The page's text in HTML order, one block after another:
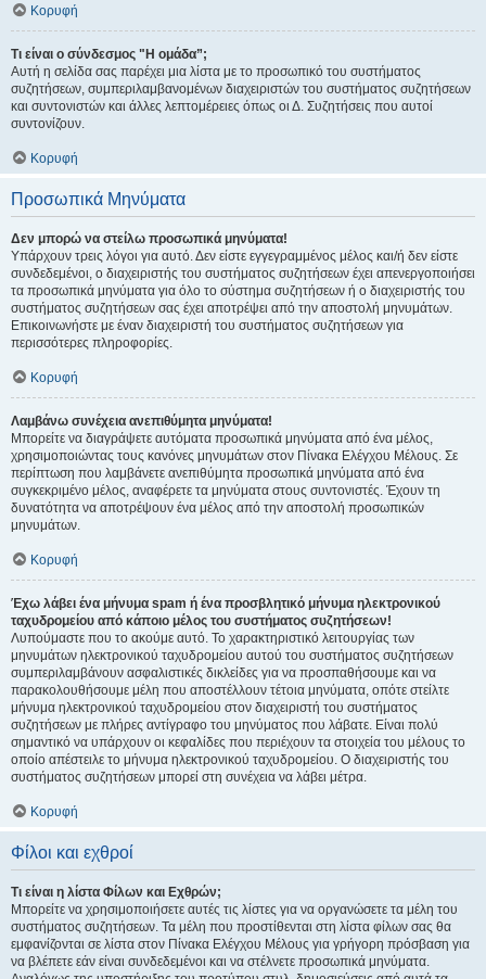
Κορυφή
Τι είναι ο σύνδεσμος "Η ομάδα”;
Αυτή η σελίδα σας παρέχει μια λίστα με το προσωπικό του συστήματος
συζητήσεων, συμπεριλαμβανομένων διαχειριστών του συστήματος συζητήσεων
και συντονιστών και άλλες λεπτομέρειες όπως οι Δ. Συζητήσεις που αυτοί
συντονίζουν.
Κορυφή
Προσωπικά Μηνύματα
Δεν μπορώ να στείλω προσωπικά μηνύματα!
Υπάρχουν τρεις λόγοι για αυτό. Δεν είστε εγγεγραμμένος μέλος και/ή δεν είστε
συνδεδεμένοι, ο διαχειριστής του συστήματος συζητήσεων έχει απενεργοποιήσει
τα προσωπικά μηνύματα για όλο το σύστημα συζητήσεων ή ο διαχειριστής του
συστήματος συζητήσεων σας έχει αποτρέψει από την αποστολή μηνυμάτων.
Επικοινωνήστε με έναν διαχειριστή του συστήματος συζητήσεων για
περισσότερες πληροφορίες.
Κορυφή
Λαμβάνω συνέχεια ανεπιθύμητα μηνύματα!
Μπορείτε να διαγράψετε αυτόματα προσωπικά μηνύματα από ένα μέλος,
χρησιμοποιώντας τους κανόνες μηνυμάτων στον Πίνακα Ελέγχου Μέλους. Σε
περίπτωση που λαμβάνετε ανεπιθύμητα προσωπικά μηνύματα από ένα
συγκεκριμένο μέλος, αναφέρετε τα μηνύματα στους συντονιστές. Έχουν τη
δυνατότητα να αποτρέψουν ένα μέλος από την αποστολή προσωπικών
μηνυμάτων.
Κορυφή
Έχω λάβει ένα μήνυμα spam ή ένα προσβλητικό μήνυμα ηλεκτρονικού
ταχυδρομείου από κάποιο μέλος του συστήματος συζητήσεων!
Λυπούμαστε που το ακούμε αυτό. Το χαρακτηριστικό λειτουργίας των
μηνυμάτων ηλεκτρονικού ταχυδρομείου αυτού του συστήματος συζητήσεων
συμπεριλαμβάνουν ασφαλιστικές δικλείδες για να προσπαθήσουμε και να
παρακολουθήσουμε μέλη που αποστέλλουν τέτοια μηνύματα, οπότε στείλτε
μήνυμα ηλεκτρονικού ταχυδρομείου στον διαχειριστή του συστήματος
συζητήσεων με πλήρες αντίγραφο του μηνύματος που λάβατε. Είναι πολύ
σημαντικό να υπάρχουν οι κεφαλίδες που περιέχουν τα στοιχεία του μέλους το
οποίο απέστειλε το μήνυμα ηλεκτρονικού ταχυδρομείου. Ο διαχειριστής του
συστήματος συζητήσεων μπορεί στη συνέχεια να λάβει μέτρα.
Κορυφή
Φίλοι και εχθροί
Τι είναι η λίστα Φίλων και Εχθρών;
Μπορείτε να χρησιμοποιήσετε αυτές τις λίστες για να οργανώσετε τα μέλη του
συστήματος συζητήσεων. Τα μέλη που προστίθενται στη λίστα φίλων σας θα
εμφανίζονται σε λίστα στον Πίνακα Ελέγχου Μέλους για γρήγορη πρόσβαση για
να βλέπετε εάν είναι συνδεδεμένοι και να στέλνετε προσωπικά μηνύματα.